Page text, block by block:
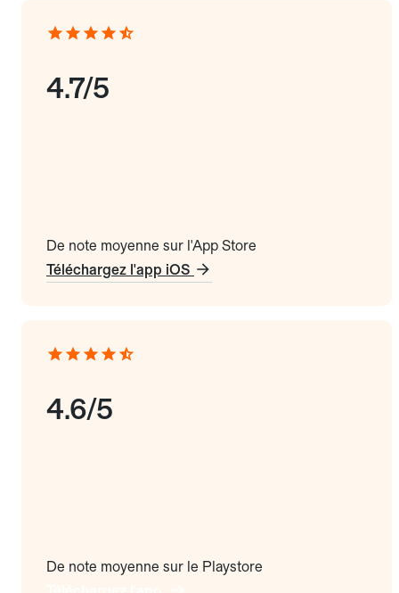
4.7/5
De note moyenne sur l'App Store
Téléchargez l'app iOS
4.6/5
De note moyenne sur le Playstore